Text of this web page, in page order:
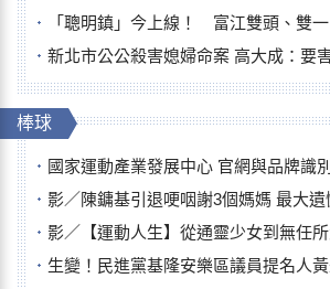
「聰明鎮」今上線！ 富江雙頭、雙一、
新北市公公殺害媳婦命案 高大成：要害殺
棒球
國家運動產業發展中心 官網與品牌識
影／陳鏞基引退哽咽謝3個媽媽 最大
影／【運動人生】從通靈少女到無任所大使 劉柏君女
生變！民進黨基隆安樂區議員提名人黃永翔突